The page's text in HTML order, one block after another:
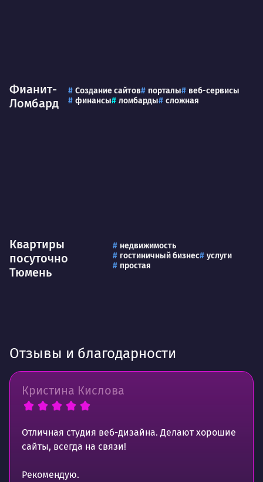
Фианит-
Ломбард
Создание сайтов порталы
веб-сервисы
финансы
ломбарды сложная
Квартиры
посуточно
Тюмень
недвижимость
гостиничный бизнес
услуги
простая
Отзывы и благодарности
Кристина Кислова
Отличная студия веб-дизайна. Делают хорошие
сайты, всегда на связи!
Рекомендую.